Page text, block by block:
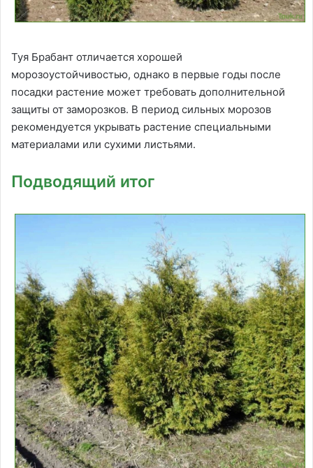
Туя Брабант отличается хорошей
морозоустойчивостью, однако в первые годы после
посадки растение может требовать дополнительной
защиты от заморозков. В период сильных морозов
рекомендуется укрывать растение специальными
материалами или сухими листьями.
Подводящий итог